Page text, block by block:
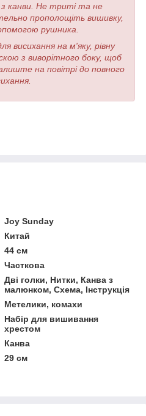
з канви. Не триті та не
прополощіть вишивку,
рушника.
висихання на м'яку, рівну
з виворітного боку, щоб
на повітрі до повного
Joy Sunday
Китай
44 см
Часткова
Дві голки, Нитки, Канва з
малюнком, Схема, Інструкція
Метелики, комахи
Набір для вишивання
хрестом
Канва
29 см